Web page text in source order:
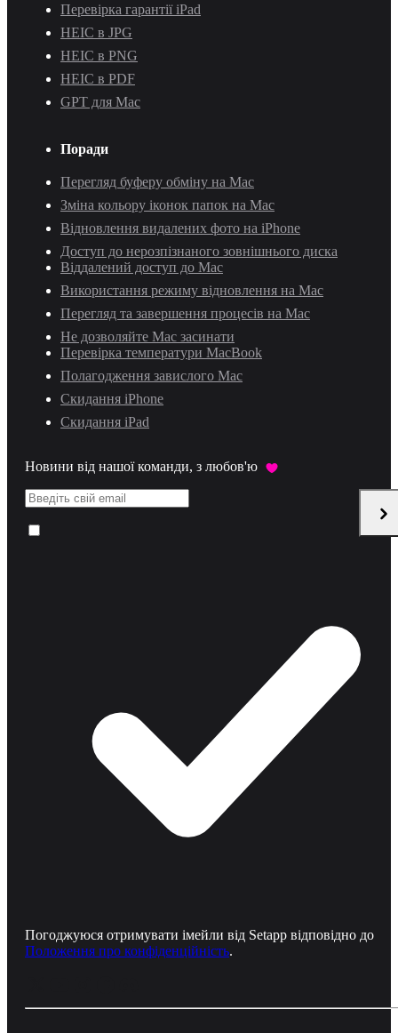
Перевірка гарантії iPad
HEIC в JPG
HEIC в PNG
HEIC в PDF
GPT для Mac
Поради
Перегляд буферу обміну на Mac
Зміна кольору іконок папок на Mac
Відновлення видалених фото на iPhone
Доступ до нерозпізнаного зовнішнього диска
Віддалений доступ до Mac
Використання режиму відновлення на Mac
Перегляд та завершення процесів на Mac
Не дозволяйте Mac засинати
Перевірка температури MacBook
Полагодження завислого Mac
Скидання iPhone
Скидання iPad
Новини від нашої команди, з любов'ю
Погоджуюся отримувати імейли від Setapp відповідно до
Положення про конфіденційність.